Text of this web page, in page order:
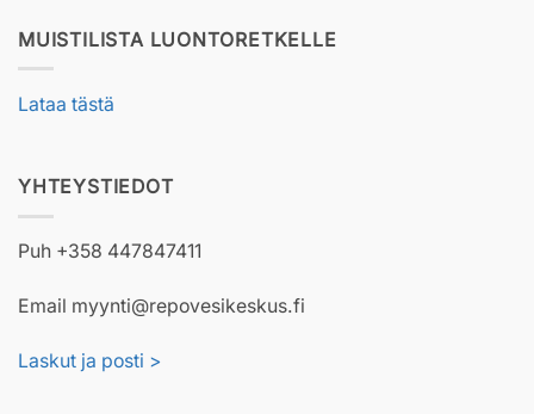
MUISTILISTA LUONTORETKELLE
Lataa tästä
YHTEYSTIEDOT
Puh +358 447847411
Email myynti@repovesikeskus.fi
Laskut ja posti >